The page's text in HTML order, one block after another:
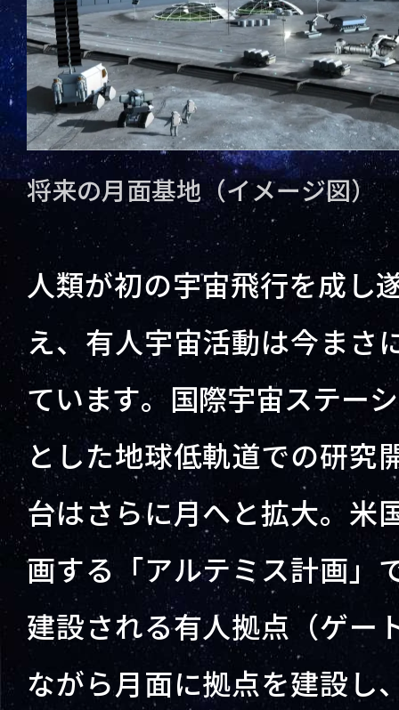
将来の月面基地（イメージ図）
人類が初の宇宙飛行を成し
え、有人宇宙活動は今まさ
ています。国際宇宙ステー
とした地球低軌道での研究
台はさらに月へと拡大。米
画する「アルテミス計画」
建設される有人拠点（ゲー
ながら月面に拠点を建設し